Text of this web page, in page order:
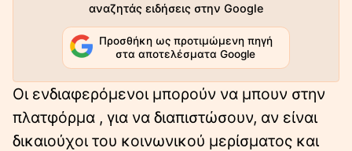
αναζητάς ειδήσεις στην Google
Προσθήκη ως προτιμώμενη πηγή
στα αποτελέσματα Google
Οι ενδιαφερόμενοι μπορούν να μπουν στην
πλατφόρμα , για να διαπιστώσουν, αν είναι
δικαιούχοι του κοινωνικού μερίσματος και